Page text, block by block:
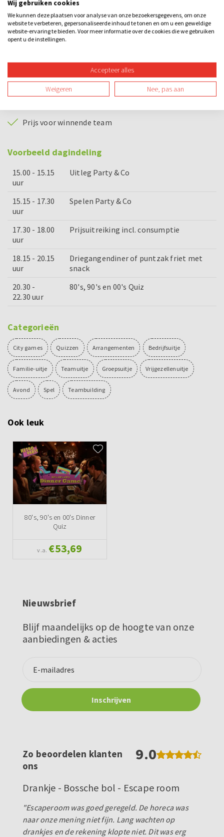
Consumptie tijdens prijsuitreiking
Driegangendiner (Nijmegen en Eindhoven)
Enthousiaste quizmaster
Interactieve quizknoppen
Prijs voor winnende team
Voorbeeld dagindeling
15.00 - 15.15
uur
Uitleg Party & Co
15.15 - 17.30
uur
Spelen Party & Co
17.30 - 18.00
uur
Prijsuitreiking incl. consumptie
18.15 - 20.15
uur
Driegangendiner of puntzak friet met
snack
20.30 -
22.30 uur
80's, 90's en 00's Quiz
Categorieën
City games Quizzen Arrangementen Bedrijfsuitje
Familie-uitje Teamuitje Groepsuitje Vrijgezellenuitje
Avond Spel Teambuilding
Ook leuk
80's, 90's en 00's Dinner
Quiz
v.a. €53,69
Nieuwsbrief
Blijf maandelijks op de hoogte van onze
aanbiedingen & acties
Zo beoordelen klanten
ons
9.0
Drankje - Bossche bol - Escape room
"Escaperoom was goed geregeld. De horeca was
naar onze mening niet fijn. Lang wachten op
drankjes en de rekening klopte niet. Dit was erg
Wij gebruiken cookies
We kunnen deze plaatsen voor analyse van onze bezoekersgegevens, om onze
website te verbeteren, gepersonaliseerde inhoud te tonen en om u een geweldige
website-ervaring te bieden. Voor meer informatie over de cookies die we gebruiken
opent u de instellingen.
Accepteer alles
Weigeren Nee, pas aan